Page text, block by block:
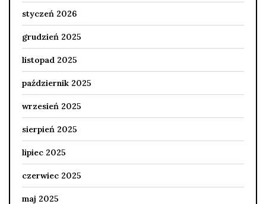
styczeń 2026
grudzień 2025
listopad 2025
październik 2025
wrzesień 2025
sierpień 2025
lipiec 2025
czerwiec 2025
maj 2025